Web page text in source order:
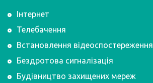
Інтернет
Телебачення
Встановлення відеоспостереження
Бездротова сигналізація
Будівництво захищених мереж